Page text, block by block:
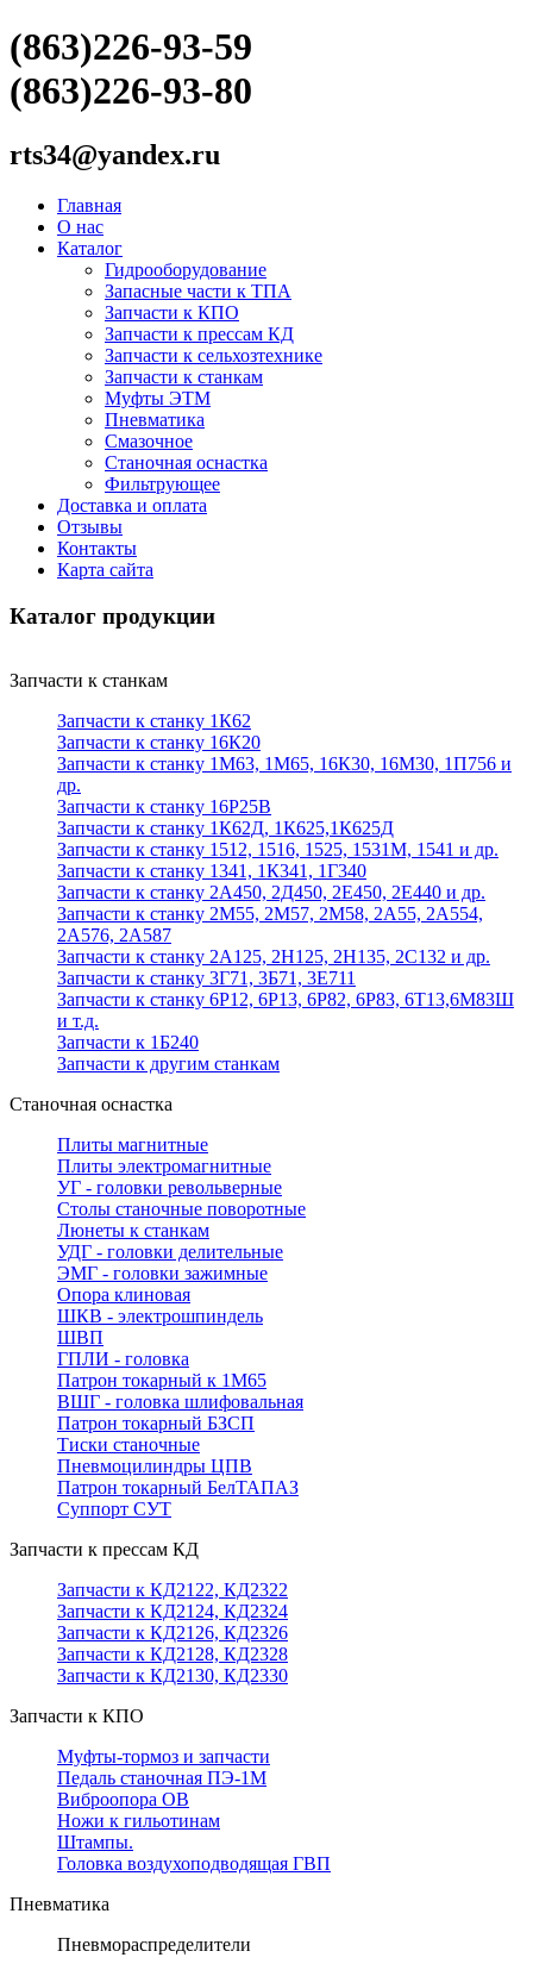
(863)226-93-59
(863)226-93-80
rts34@yandex.ru
Главная
О нас
Каталог
Гидрооборудование
Запасные части к ТПА
Запчасти к КПО
Запчасти к прессам КД
Запчасти к сельхозтехнике
Запчасти к станкам
Муфты ЭТМ
Пневматика
Смазочное
Станочная оснастка
Фильтрующее
Доставка и оплата
Отзывы
Контакты
Карта сайта
Каталог продукции
Запчасти к станкам
Запчасти к станку 1К62
Запчасти к станку 16К20
Запчасти к станку 1М63, 1М65, 16К30, 16М30, 1П756 и
др.
Запчасти к станку 16Р25В
Запчасти к станку 1К62Д, 1К625,1К625Д
Запчасти к станку 1512, 1516, 1525, 1531М, 1541 и др.
Запчасти к станку 1341, 1К341, 1Г340
Запчасти к станку 2А450, 2Д450, 2Е450, 2Е440 и др.
Запчасти к станку 2М55, 2М57, 2М58, 2А55, 2А554,
2А576, 2А587
Запчасти к станку 2А125, 2Н125, 2Н135, 2С132 и др.
Запчасти к станку 3Г71, 3Б71, 3Е711
Запчасти к станку 6Р12, 6Р13, 6Р82, 6Р83, 6Т13,6М83Ш
и т.д.
Запчасти к 1Б240
Запчасти к другим станкам
Станочная оснастка
Плиты магнитные
Плиты электромагнитные
УГ - головки револьверные
Столы станочные поворотные
Люнеты к станкам
УДГ - головки делительные
ЭМГ - головки зажимные
Опора клиновая
ШКВ - электрошпиндель
ШВП
ГПЛИ - головка
Патрон токарный к 1М65
ВШГ - головка шлифовальная
Патрон токарный БЗСП
Тиски станочные
Пневмоцилиндры ЦПВ
Патрон токарный БелТАПАЗ
Суппорт СУТ
Запчасти к прессам КД
Запчасти к КД2122, КД2322
Запчасти к КД2124, КД2324
Запчасти к КД2126, КД2326
Запчасти к КД2128, КД2328
Запчасти к КД2130, КД2330
Запчасти к КПО
Муфты-тормоз и запчасти
Педаль станочная ПЭ-1М
Виброопора ОВ
Ножи к гильотинам
Штампы.
Головка воздухоподводящая ГВП
Пневматика
Пневмораспределители